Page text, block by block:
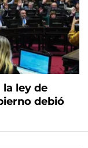
la ley de
debió